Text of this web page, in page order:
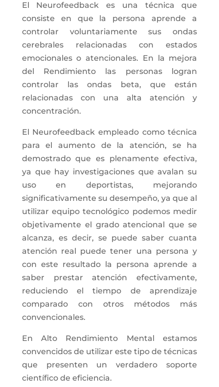
El Neurofeedback es una técnica que
consiste en que la persona aprende a
controlar voluntariamente sus ondas
cerebrales relacionadas con estados
emocionales o atencionales. En la mejora
del Rendimiento las personas logran
controlar las ondas beta, que están
relacionadas con una alta atención y
concentración.
El Neurofeedback empleado como técnica
para el aumento de la atención, se ha
demostrado que es plenamente efectiva,
ya que hay investigaciones que avalan su
uso en deportistas, mejorando
significativamente su desempeño, ya que al
utilizar equipo tecnológico podemos medir
objetivamente el grado atencional que se
alcanza, es decir, se puede saber cuanta
atención real puede tener una persona y
con este resultado la persona aprende a
saber prestar atención efectivamente,
reduciendo el tiempo de aprendizaje
comparado con otros métodos más
convencionales.
En Alto Rendimiento Mental estamos
convencidos de utilizar este tipo de técnicas
que presenten un verdadero soporte
científico de eficiencia.